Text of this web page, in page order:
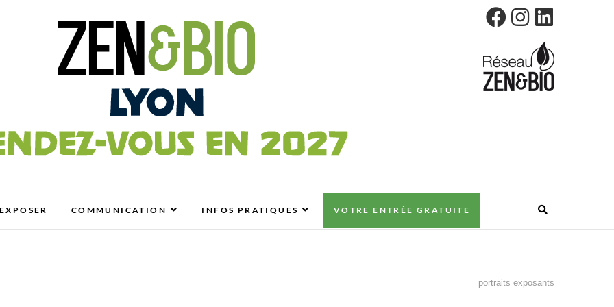
BIO, BIEN-ÊTRE ET HABITAT SAIN
EXPOSER COMMUNICATION INFOS PRATIQUES VOTRE ENTRÉE GRATUITE
portraits exposants